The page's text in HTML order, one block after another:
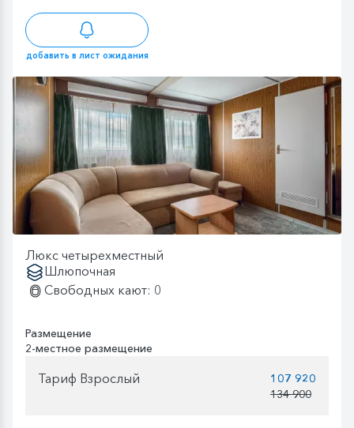
добавить в лист ожидания
Люкс четырехместный
Шлюпочная
Свободных кают: 0
Размещение
2-местное размещение
Тариф Взрослый
107 920
134 900